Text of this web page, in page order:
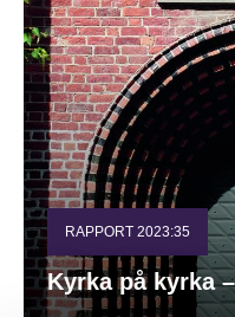
RAPPORT 2023:35
Kyrka på kyrka